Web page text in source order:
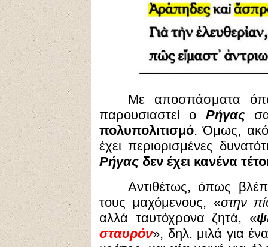
Με αποσπάσματα
παρουσιαστεί ο Ρήγας
πολυπολιτισμό. Όμως,
έχει περιορισμένες
Ρήγας δεν έχει κανένα
Αντιθέτως, όπως
τους μαχόμενους, «στην
αλλά ταυτόχρονα ζητά, «
σταυρόν», δηλ. μιλά για